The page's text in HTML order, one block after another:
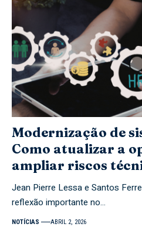
Modernização de
Como atualizar a
ampliar riscos
Jean Pierre Lessa e Santos
reflexão importante no…
NOTÍCIAS ABRIL 2, 2026